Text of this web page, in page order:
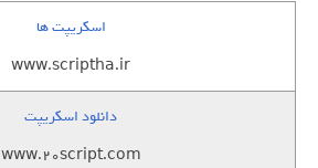
اسکریپت ها
www.scriptha.ir
دانلود اسکریپت
www.20script.com